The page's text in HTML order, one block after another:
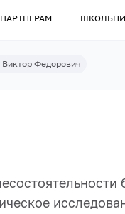
ПАРТНЕРАМ
Федорович